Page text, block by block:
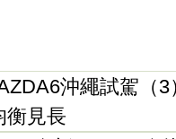
沖繩試駕（
衡見長